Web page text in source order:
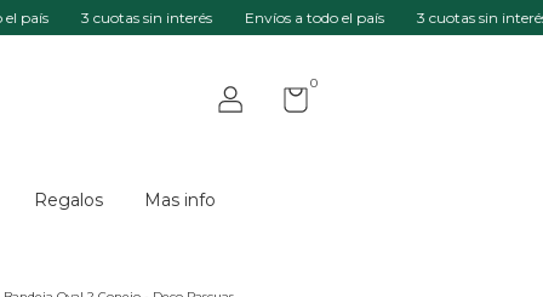
3 cuotas sin interés Envíos a todo el país 3 cuotas sin interés
0
Regalos Mas info